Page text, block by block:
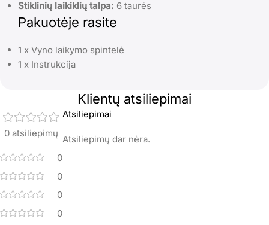
Stiklinių laikiklių talpa: 6 taurės
Pakuotėje rasite
1 x Vyno laikymo spintelė
1 x Instrukcija
Klientų atsiliepimai
0 atsiliepimų
0
0
0
0
Atsiliepimai
Atsiliepimų dar nėra.